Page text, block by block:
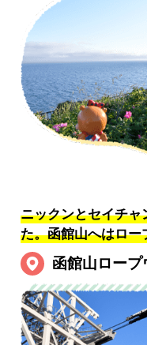
ニックンとセイチャ
た。函館山へはロー
函館山ロープ